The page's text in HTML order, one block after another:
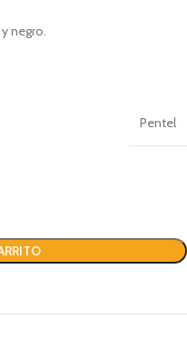
negro.
Pentel